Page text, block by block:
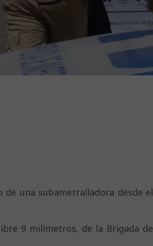
de una subametralladora desde el
9 milímetros, de la Brigada de